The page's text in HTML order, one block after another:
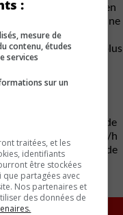
de 10 à 80 % en
que le EM90 offre une
tests du cycle de
au moins 15 % plus
avec les deux
assurent la
puissance combinée de
de 0 à 100 km/h
être le monospace de
:
mesure de
contenu, études
services
sur un
traitées, et les
identifiants
être stockées
que partagées avec
Nos partenaires et
des données de